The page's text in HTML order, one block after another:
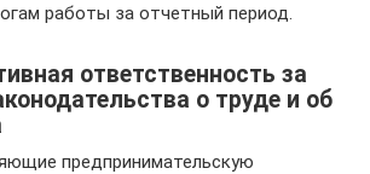
работы за отчетный период.
ответственность за
о труде и об
предпринимательскую